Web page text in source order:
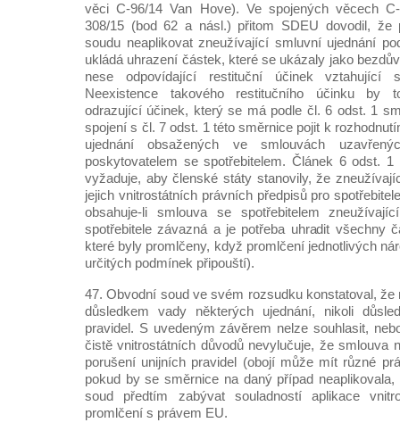
věci C-96/14 Van Hove). Ve spojených věcech
308/15 (bod 62 a násl.) přitom SDEU dovodil, že
soudu neaplikovat zneužívající smluvní ujednání
ukládá uhrazení částek, které se ukázaly jako
nese odpovídající restituční účinek
Neexistence takového restitučního účinku by
odrazující účinek, který se má podle čl. 6 odst. 1
spojení s čl. 7 odst. 1 této směrnice pojit k
ujednání obsažených ve smlouvách
poskytovatelem se spotřebitelem. Článek 6 odst.
vyžaduje, aby členské státy stanovily, že
jejich vnitrostátních právních předpisů pro
obsahuje-li smlouva se spotřebitelem
spotřebitele závazná a je potřeba uhradit všechny
které byly promlčeny, když promlčení jednotlivých
určitých podmínek připouští).
47. Obvodní soud ve svém rozsudku konstatoval, že
důsledkem vady některých ujednání, nikoli
pravidel. S uvedeným závěrem nelze souhlasit,
čistě vnitrostátních důvodů nevylučuje, že smlouva
porušení unijních pravidel (obojí může mít různé
pokud by se směrnice na daný případ
soud předtím zabývat souladností aplikace
promlčení s právem EU.